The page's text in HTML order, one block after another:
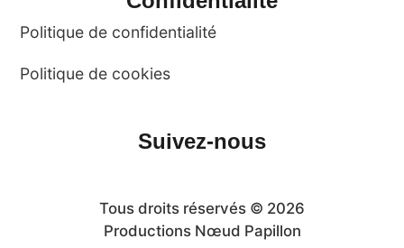
Politique de confidentialité
Politique de cookies
Suivez-nous
Tous droits réservés © 2026
Productions Nœud Papillon